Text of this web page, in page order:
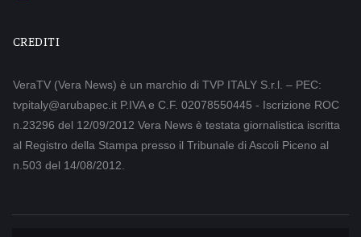
CREDITI
VeraTV (Vera News) è un marchio di TVP ITALY S.r.l. – PEC:
tvpitaly@arubapec.it P.IVA e C.F. 02078550445 - Iscrizione ROC
n.23296 del 12/09/2012 Vera News è testata giornalistica iscritta
al Registro della Stampa presso il Tribunale di Ascoli Piceno al
n.503 del 14/08/2012.